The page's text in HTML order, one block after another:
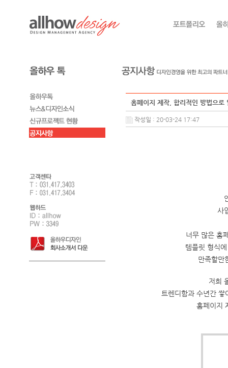
홈페이지 제작, 합리적인 방법으로
작성일 : 20-03-24 17:47
사
너무 많은 홈
템플릿 형식
만족할만
저희
트렌디함과 수년간
홈페이지